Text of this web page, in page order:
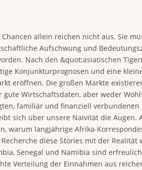
allein reichen nicht aus. Sie
Aufschwung und
Nach den &quot;asiatischen
Konjunkturprognosen und eine
eröffnen. Die großen Märkte
Wirtschaftsdaten, aber weder
familiär und finanziell
sich über unsere Naivität die
langjährige Afrika-
diese Stories mit der
Senegal und Namibia sind
Verteilung der Einnahmen aus